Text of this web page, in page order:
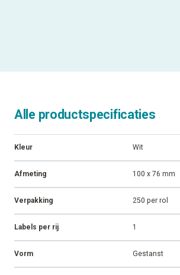
Alle productspecificaties
Kleur Wit
Afmeting 100 x 76 mm
Verpakking 250 per rol
Labels per rij 1
Vorm Gestanst